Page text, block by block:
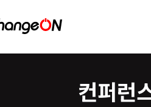
컨퍼런